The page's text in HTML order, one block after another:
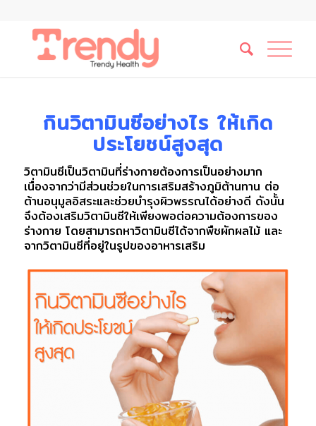
กินวิตามินซีอย่างไร ให้เกิด
ประโยชน์สูงสุด
วิตามินซีเป็นวิตามินที่ร่างกายต้องการเป็นอย่างมาก
เนื่องจากว่ามีส่วนช่วยในการเสริมสร้างภูมิต้านทาน ต่อ
ต้านอนุมูลอิสระและช่วยบำรุงผิวพรรณได้อย่างดี ดังนั้น
จึงต้องเสริมวิตามินซีให้เพียงพอต่อความต้องการของ
ร่างกาย โดยสามารถหาวิตามินซีได้จากพืชผักผลไม้ และ
จากวิตามินซีที่อยู่ในรูปของอาหารเสริม